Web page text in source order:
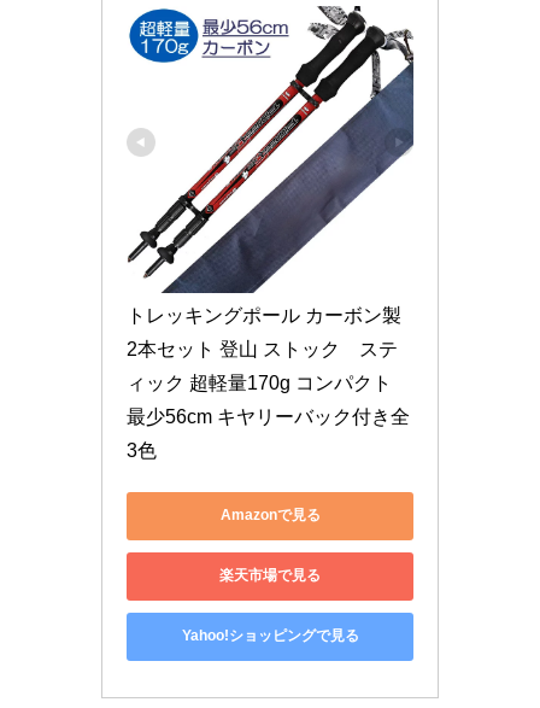
トレッキングポール カーボン製
2本セット 登山 ストック　ステ
ィック 超軽量170g コンパクト
最少56cm キヤリーバック付き全
3色
Amazonで見る
楽天市場で見る
Yahoo!ショッピングで見る